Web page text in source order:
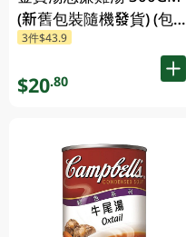
(新舊包裝隨機發貨) (包裝
隨機發放)
3件$43.9
$20.80